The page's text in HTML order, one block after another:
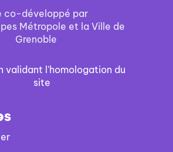
co-développé par
Métropole et la Ville de
Grenoble